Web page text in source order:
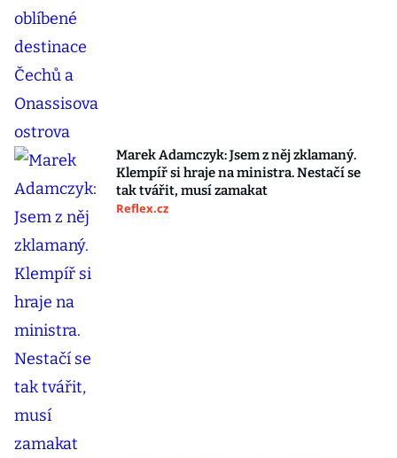
Marek Adamczyk: Jsem z něj zklamaný.
Klempíř si hraje na ministra. Nestačí se
tak tvářit, musí zamakat
Reflex.cz